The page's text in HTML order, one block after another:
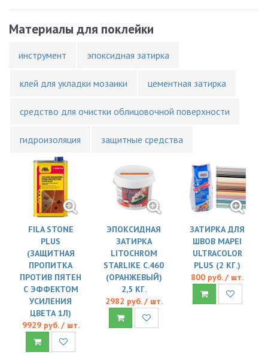
Материалы для поклейки
инструмент эпоксидная затирка
клей для укладки мозаики цементная затирка
средство для очистки облицовочной поверхности
гидроизоляция защитные средства
FILA STONE
PLUS
(ЗАЩИТНАЯ
ПРОПИТКА
ПРОТИВ ПЯТЕН
С ЭФФЕКТОМ
УСИЛЕНИЯ
ЦВЕТА 1Л)
9929 руб. / шт.
ЭПОКСИДНАЯ
ЗАТИРКА
LITOCHROM
STARLIKE C.460
(ОРАНЖЕВЫЙ)
2,5 КГ.
2982 руб. / шт.
ЗАТИРКА ДЛЯ
ШВОВ MAPEI
ULTRACOLOR
PLUS (2 КГ.)
800 руб. / шт.